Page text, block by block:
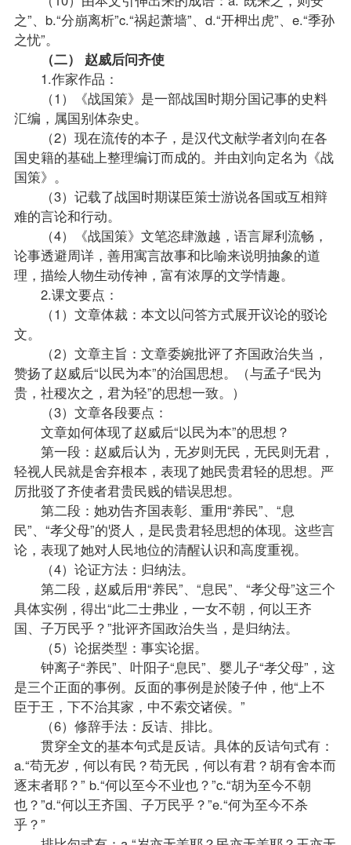
之”、b.“分崩离析”c.“祸起萧墙”、d.“开柙出虎”、e.“季孙
之忧”。
（二） 赵威后问齐使
1.作家作品：
（1）《战国策》是一部战国时期分国记事的史料
汇编，属国别体杂史。
（2）现在流传的本子，是汉代文献学者刘向在各
国史籍的基础上整理编订而成的。并由刘向定名为《战
国策》。
（3）记载了战国时期谋臣策士游说各国或互相辩
难的言论和行动。
（4）《战国策》文笔恣肆激越，语言犀利流畅，
论事透避周详，善用寓言故事和比喻来说明抽象的道
理，描绘人物生动传神，富有浓厚的文学情趣。
2.课文要点：
（1）文章体裁：本文以问答方式展开议论的驳论
文。
（2）文章主旨：文章委婉批评了齐国政治失当，
赞扬了赵威后“以民为本”的治国思想。（与孟子“民为
贵，社稷次之，君为轻”的思想一致。）
（3）文章各段要点：
文章如何体现了赵威后“以民为本”的思想？
第一段：赵威后认为，无岁则无民，无民则无君，
轻视人民就是舍弃根本，表现了她民贵君轻的思想。严
厉批驳了齐使者君贵民贱的错误思想。
第二段：她劝告齐国表彰、重用“养民”、“息
民”、“孝父母”的贤人，是民贵君轻思想的体现。这些言
论，表现了她对人民地位的清醒认识和高度重视。
（4）论证方法：归纳法。
第二段，赵威后用“养民”、“息民”、“孝父母”这三个
具体实例，得出“此二士弗业，一女不朝，何以王齐
国、子万民乎？”批评齐国政治失当，是归纳法。
（5）论据类型：事实论据。
钟离子“养民”、叶阳子“息民”、婴儿子“孝父母”，这
是三个正面的事例。反面的事例是於陵子仲，他“上不
臣于王，下不治其家，中不索交诸侯。”
（6）修辞手法：反诘、排比。
贯穿全文的基本句式是反诘。具体的反诘句式有：
a.“苟无岁，何以有民？苟无民，何以有君？胡有舍本而
逐末者耶？” b.“何以至今不业也？”c.“胡为至今不朝
也？”d.“何以王齐国、子万民乎？”e.“何为至今不杀
乎？”